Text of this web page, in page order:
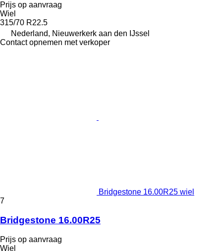
Prijs op aanvraag
Wiel
315/70 R22.5
Nederland, Nieuwerkerk aan den IJssel
Contact opnemen met verkoper
Bridgestone 16.00R25 wiel
7
Bridgestone 16.00R25
Prijs op aanvraag
Wiel